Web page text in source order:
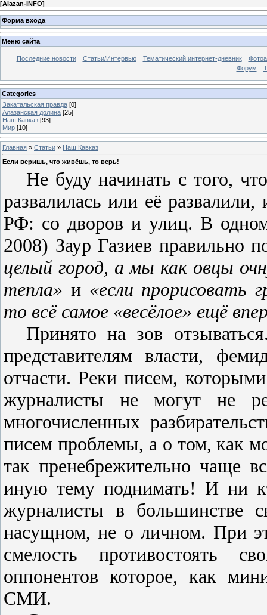
[Alazan-INFO]
Форма входа
Меню сайта
Последние новости Статьи/Интервью Тематический интернет-дневник
Форум
Categories
Закатальская правда [0]
Алазанская долина [25]
Наш Кавказ [93]
Мир [10]
Главная » Статьи » Наш Кавказ
Если веришь, что живёшь, то верь!
Не буду начинать с того,
развалилась или её
РФ: со дворов и улиц. В
2008) Заур Газиев правильно
целый город, а мы как овцы
тепла» и «если прорисовать
то всё самое «весёлое» ещё
Принято на зов
представителям власти,
отчасти. Реки писем,
журналисты не могут не
многочисленных
писем проблемы, а о том, как
так пренебрежительно чаще
иную тему поднимать! И ни
журналисты в большинстве
насущном, не о личном. При
смелость противостоять
оппонентов которое, как
СМИ.